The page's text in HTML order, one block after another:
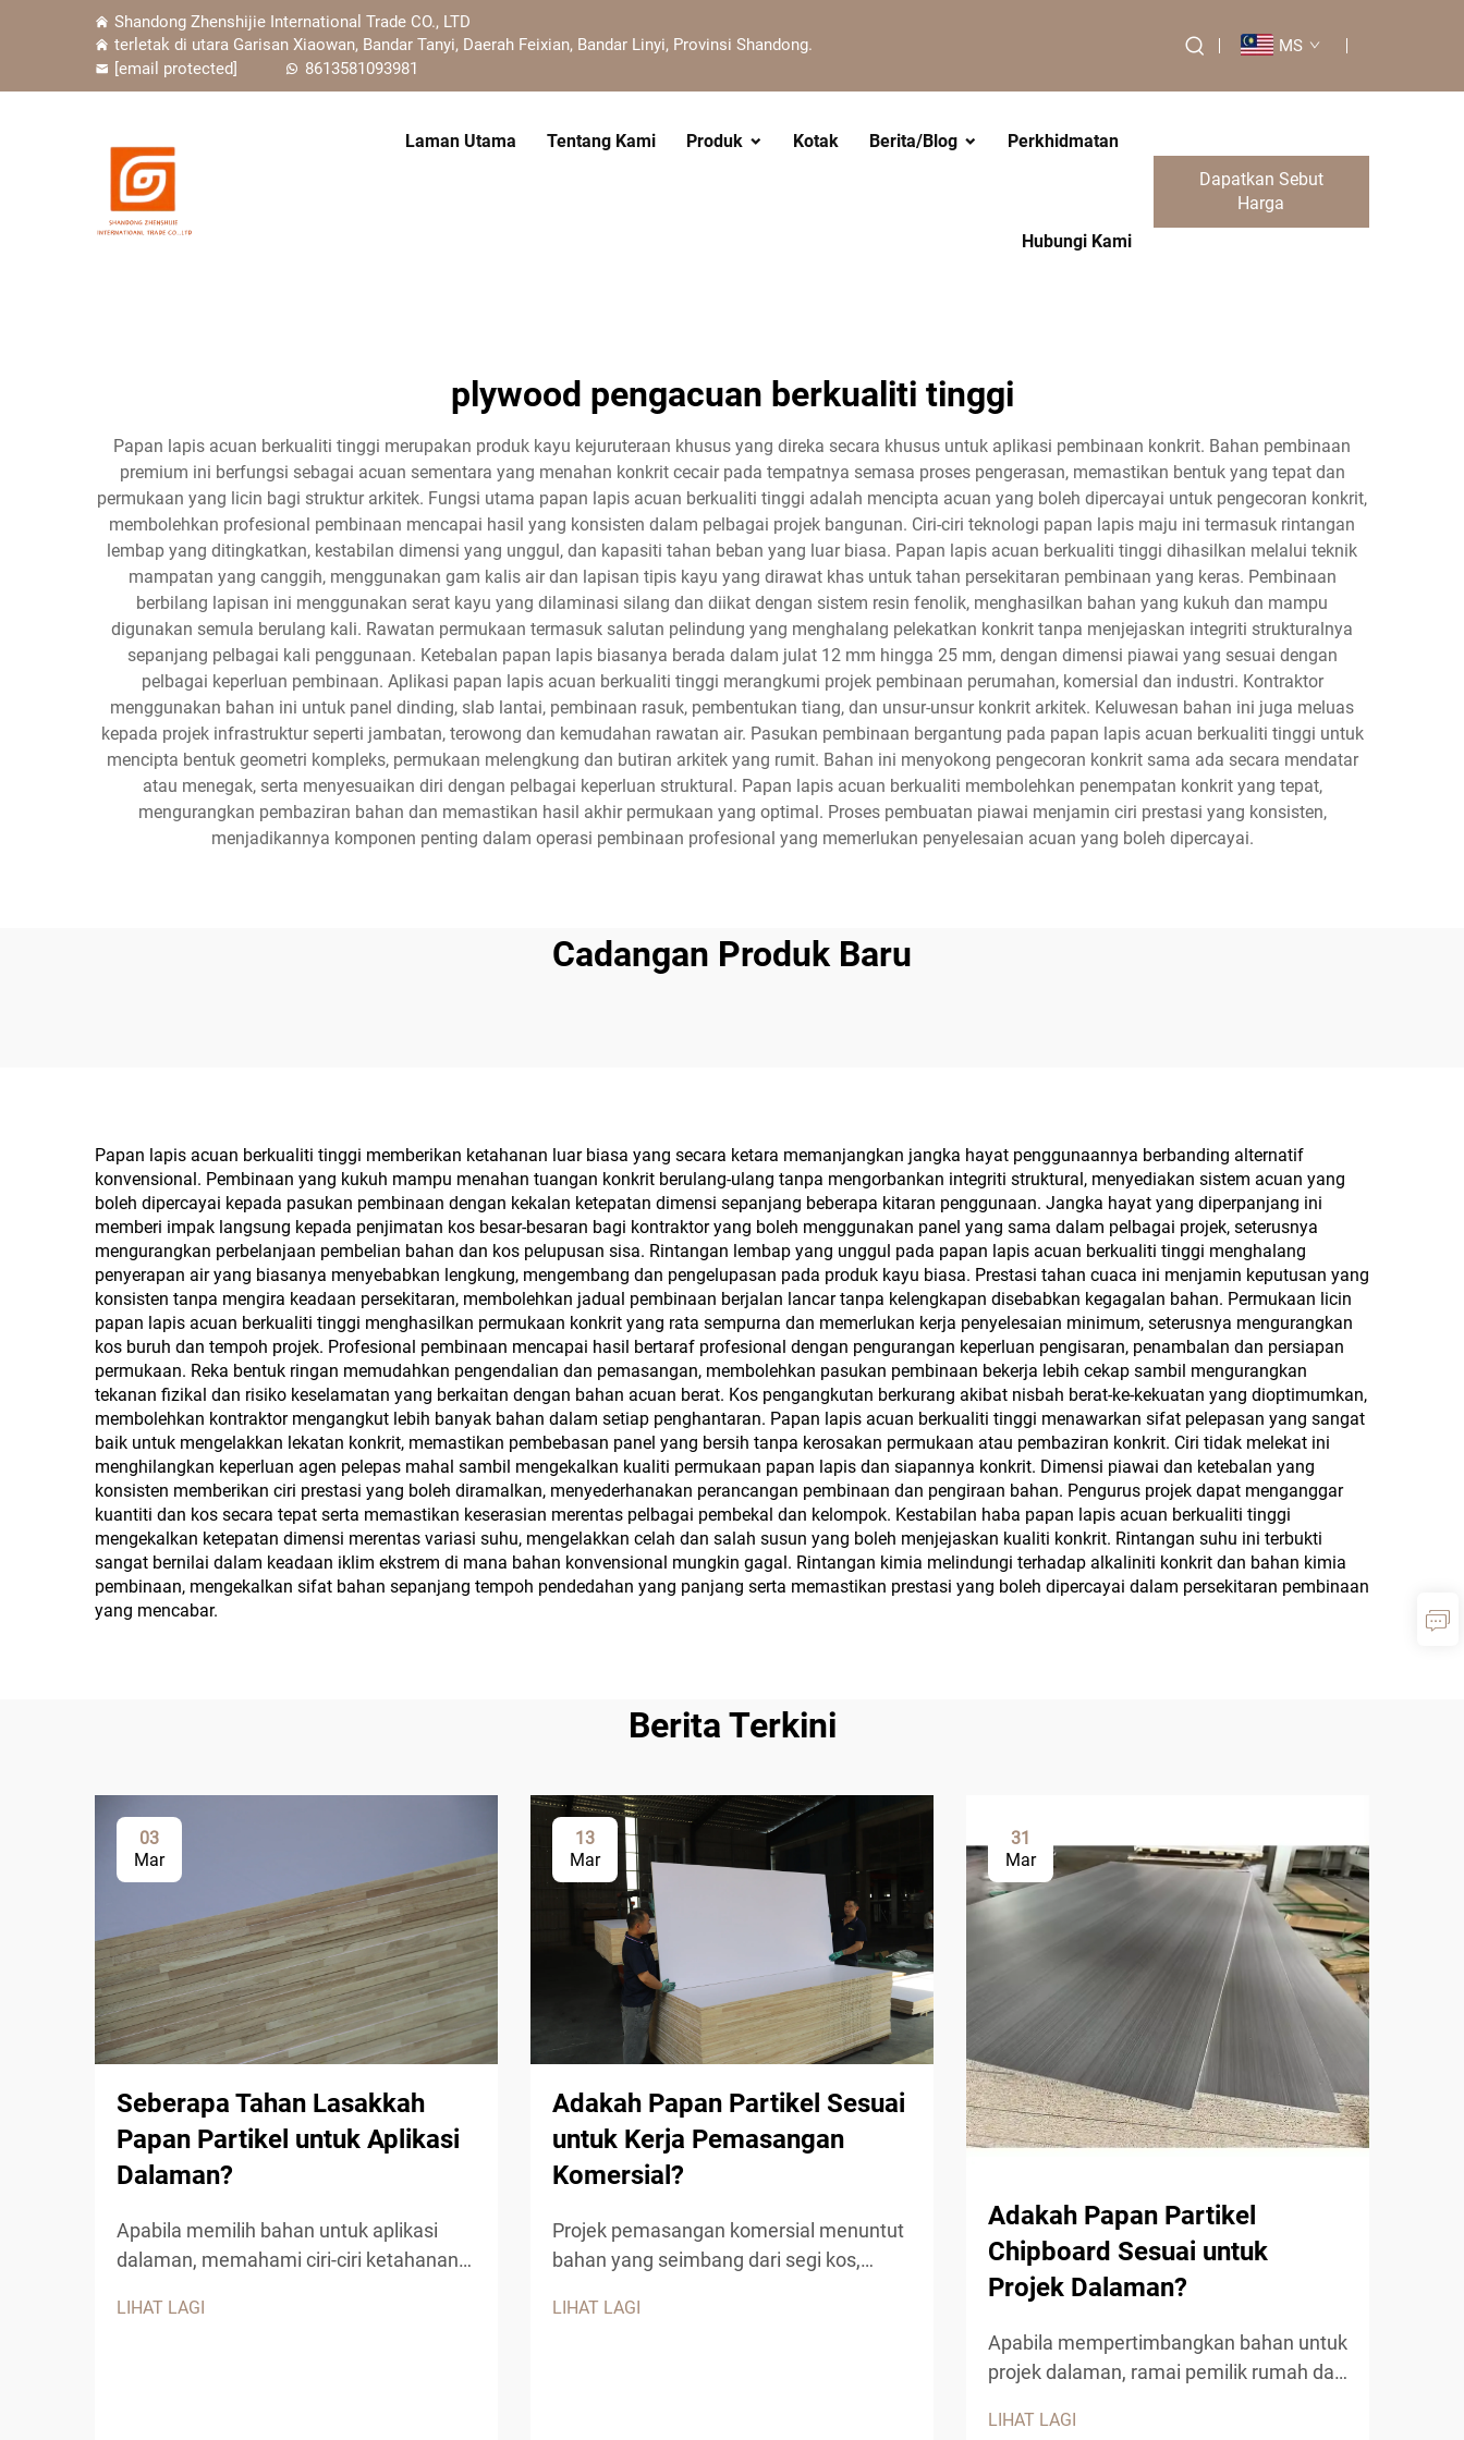
Shandong Zhenshijie International Trade CO., LTD
terletak di utara Garisan Xiaowan, Bandar Tanyi, Daerah Feixian, Bandar Linyi, Provinsi Shandong.
[email protected]
8613581093981
MS
Laman Utama Tentang Kami Produk Kotak Berita/Blog Perkhidmatan
Hubungi Kami
Dapatkan Sebut
Harga
plywood pengacuan berkualiti tinggi
Papan lapis acuan berkualiti tinggi merupakan produk kayu kejuruteraan khusus yang direka secara khusus untuk aplikasi pembinaan konkrit. Bahan pembinaan
premium ini berfungsi sebagai acuan sementara yang menahan konkrit cecair pada tempatnya semasa proses pengerasan, memastikan bentuk yang tepat dan
permukaan yang licin bagi struktur arkitek. Fungsi utama papan lapis acuan berkualiti tinggi adalah mencipta acuan yang boleh dipercayai untuk pengecoran konkrit,
membolehkan profesional pembinaan mencapai hasil yang konsisten dalam pelbagai projek bangunan. Ciri-ciri teknologi papan lapis maju ini termasuk rintangan
lembap yang ditingkatkan, kestabilan dimensi yang unggul, dan kapasiti tahan beban yang luar biasa. Papan lapis acuan berkualiti tinggi dihasilkan melalui teknik
mampatan yang canggih, menggunakan gam kalis air dan lapisan tipis kayu yang dirawat khas untuk tahan persekitaran pembinaan yang keras. Pembinaan
berbilang lapisan ini menggunakan serat kayu yang dilaminasi silang dan diikat dengan sistem resin fenolik, menghasilkan bahan yang kukuh dan mampu
digunakan semula berulang kali. Rawatan permukaan termasuk salutan pelindung yang menghalang pelekatkan konkrit tanpa menjejaskan integriti strukturalnya
sepanjang pelbagai kali penggunaan. Ketebalan papan lapis biasanya berada dalam julat 12 mm hingga 25 mm, dengan dimensi piawai yang sesuai dengan
pelbagai keperluan pembinaan. Aplikasi papan lapis acuan berkualiti tinggi merangkumi projek pembinaan perumahan, komersial dan industri. Kontraktor
menggunakan bahan ini untuk panel dinding, slab lantai, pembinaan rasuk, pembentukan tiang, dan unsur-unsur konkrit arkitek. Keluwesan bahan ini juga meluas
kepada projek infrastruktur seperti jambatan, terowong dan kemudahan rawatan air. Pasukan pembinaan bergantung pada papan lapis acuan berkualiti tinggi untuk
mencipta bentuk geometri kompleks, permukaan melengkung dan butiran arkitek yang rumit. Bahan ini menyokong pengecoran konkrit sama ada secara mendatar
atau menegak, serta menyesuaikan diri dengan pelbagai keperluan struktural. Papan lapis acuan berkualiti membolehkan penempatan konkrit yang tepat,
mengurangkan pembaziran bahan dan memastikan hasil akhir permukaan yang optimal. Proses pembuatan piawai menjamin ciri prestasi yang konsisten,
menjadikannya komponen penting dalam operasi pembinaan profesional yang memerlukan penyelesaian acuan yang boleh dipercayai.
Cadangan Produk Baru
Papan lapis acuan berkualiti tinggi memberikan ketahanan luar biasa yang secara ketara memanjangkan jangka hayat penggunaannya berbanding alternatif
konvensional. Pembinaan yang kukuh mampu menahan tuangan konkrit berulang-ulang tanpa mengorbankan integriti struktural, menyediakan sistem acuan yang
boleh dipercayai kepada pasukan pembinaan dengan kekalan ketepatan dimensi sepanjang beberapa kitaran penggunaan. Jangka hayat yang diperpanjang ini
memberi impak langsung kepada penjimatan kos besar-besaran bagi kontraktor yang boleh menggunakan panel yang sama dalam pelbagai projek, seterusnya
mengurangkan perbelanjaan pembelian bahan dan kos pelupusan sisa. Rintangan lembap yang unggul pada papan lapis acuan berkualiti tinggi menghalang
penyerapan air yang biasanya menyebabkan lengkung, mengembang dan pengelupasan pada produk kayu biasa. Prestasi tahan cuaca ini menjamin keputusan yang
konsisten tanpa mengira keadaan persekitaran, membolehkan jadual pembinaan berjalan lancar tanpa kelengkapan disebabkan kegagalan bahan. Permukaan licin
papan lapis acuan berkualiti tinggi menghasilkan permukaan konkrit yang rata sempurna dan memerlukan kerja penyelesaian minimum, seterusnya mengurangkan
kos buruh dan tempoh projek. Profesional pembinaan mencapai hasil bertaraf profesional dengan pengurangan keperluan pengisaran, penambalan dan persiapan
permukaan. Reka bentuk ringan memudahkan pengendalian dan pemasangan, membolehkan pasukan pembinaan bekerja lebih cekap sambil mengurangkan
tekanan fizikal dan risiko keselamatan yang berkaitan dengan bahan acuan berat. Kos pengangkutan berkurang akibat nisbah berat-ke-kekuatan yang dioptimumkan,
membolehkan kontraktor mengangkut lebih banyak bahan dalam setiap penghantaran. Papan lapis acuan berkualiti tinggi menawarkan sifat pelepasan yang sangat
baik untuk mengelakkan lekatan konkrit, memastikan pembebasan panel yang bersih tanpa kerosakan permukaan atau pembaziran konkrit. Ciri tidak melekat ini
menghilangkan keperluan agen pelepas mahal sambil mengekalkan kualiti permukaan papan lapis dan siapannya konkrit. Dimensi piawai dan ketebalan yang
konsisten memberikan ciri prestasi yang boleh diramalkan, menyederhanakan perancangan pembinaan dan pengiraan bahan. Pengurus projek dapat menganggar
kuantiti dan kos secara tepat serta memastikan keserasian merentas pelbagai pembekal dan kelompok. Kestabilan haba papan lapis acuan berkualiti tinggi
mengekalkan ketepatan dimensi merentas variasi suhu, mengelakkan celah dan salah susun yang boleh menjejaskan kualiti konkrit. Rintangan suhu ini terbukti
sangat bernilai dalam keadaan iklim ekstrem di mana bahan konvensional mungkin gagal. Rintangan kimia melindungi terhadap alkaliniti konkrit dan bahan kimia
pembinaan, mengekalkan sifat bahan sepanjang tempoh pendedahan yang panjang serta memastikan prestasi yang boleh dipercayai dalam persekitaran pembinaan
yang mencabar.
Berita Terkini
03
Mar
Seberapa Tahan Lasakkah
Papan Partikel untuk Aplikasi
Dalaman?
Apabila memilih bahan untuk aplikasi
dalaman, memahami ciri-ciri ketahanan
untuk membuat keputusan yang
LIHAT LAGI
13
Mar
Adakah Papan Partikel Sesuai
untuk Kerja Pemasangan
Komersial?
Projek pemasangan komersial menuntut
bahan yang seimbang dari segi kos,
Papan partikel telah muncul sebagai
LIHAT LAGI
31
Mar
Adakah Papan Partikel
Chipboard Sesuai untuk
Projek Dalaman?
Apabila mempertimbangkan bahan untuk
projek dalaman, ramai pemilik rumah dan
kelebihan papan partikel chipboard
LIHAT LAGI